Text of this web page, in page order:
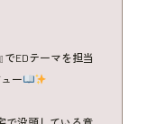
でEDテーマを担当
ー